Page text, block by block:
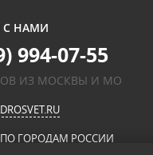
С НАМИ
994-07-55
ИЗ МОСКВЫ И МО
ПО ГОРОДАМ РОССИИ